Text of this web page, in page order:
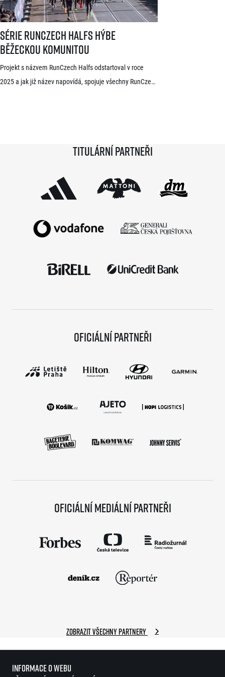
Série RunCzech Halfs hýbe
běžeckou komunitou
Projekt s názvem RunCzech Halfs odstartoval v roce
2025 a jak již název napovídá, spojuje všechny RunCzech
sezónu a od startu tak uběhlo teprve 18 měsíců,
Série RunCzech Halfs hýbe běžeckou komunitou
Titulární partneři
Oficiální partneři
Oficiální mediální partneři
Zobrazit všechny partnery
Informace o webu